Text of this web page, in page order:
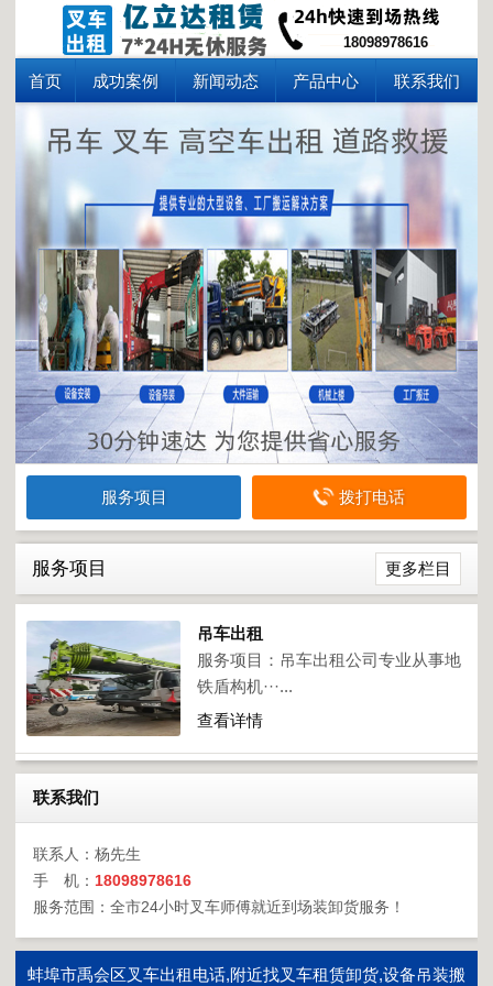
18098978616
首页 成功案例 新闻动态 产品中心 联系我们
服务项目 拨打电话
更多栏目
服务项目
吊车出租
服务项目：吊车出租公司专业从事地
铁盾构机···...
查看详情
联系我们
联系人：杨先生
手 机： 18098978616
服务范围：全市24小时叉车师傅就近到场装卸货服务！
蚌埠市禹会区叉车出租电话,附近找叉车租赁卸货,设备吊装搬